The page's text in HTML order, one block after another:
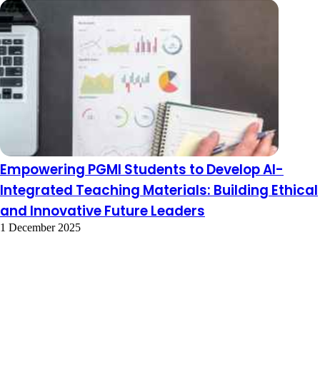
Empowering PGMI Students to Develop AI-
Integrated Teaching Materials: Building Ethical
and Innovative Future Leaders
1 December 2025